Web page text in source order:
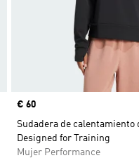
Precio
€ 60
Sudadera de calentamiento
Designed for Training
Mujer Performance